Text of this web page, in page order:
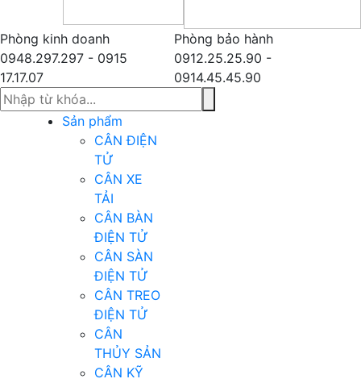
Phòng kinh doanh
0948.297.297 - 0915
17.17.07
Phòng bảo hành
0912.25.25.90 -
0914.45.45.90
Sản phẩm
CÂN ĐIỆN
TỬ
CÂN XE
TẢI
CÂN BÀN
ĐIỆN TỬ
CÂN SÀN
ĐIỆN TỬ
CÂN TREO
ĐIỆN TỬ
CÂN
THỦY SẢN
CÂN KỸ